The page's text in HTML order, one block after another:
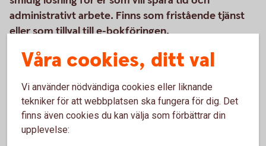
administrativt arbete. Finns som fristående tjänst
eller som tillval till e-bokföringen.
(speedledger.se)
Prislista(speedledger.se)
(speedledger.se)
Våra cookies, ditt val
Vi använder nödvändiga cookies eller liknande
tekniker för att webbplatsen ska fungera för dig. Det
finns även cookies du kan välja som förbättrar din
upplevelse: